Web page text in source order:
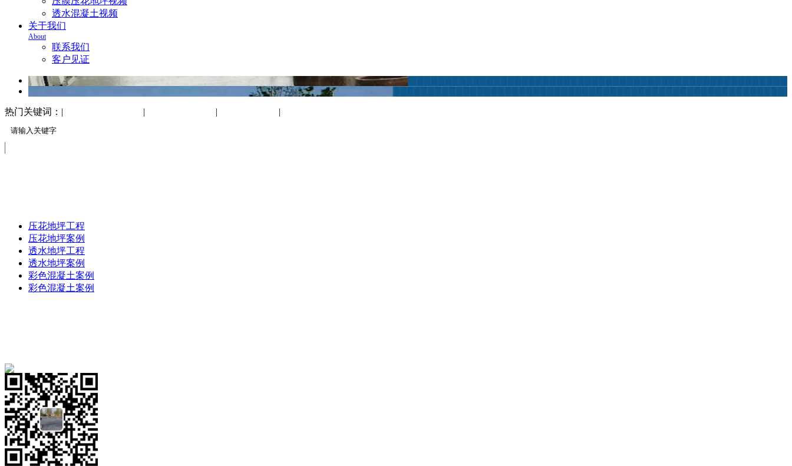
透水混凝土视频
关于我们
About
联系我们
客户见证
热门关键词：| | | |
压花地坪工程
压花地坪案例
透水地坪工程
透水地坪案例
彩色混凝土案例
彩色混凝土案例